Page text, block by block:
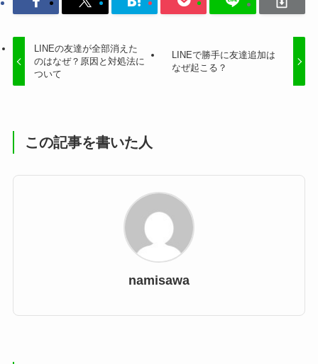
LINEの友達が全部消えた
のはなぜ？原因と対処法に
ついて
LINEで勝手に友達追加は
なぜ起こる？
この記事を書いた人
namisawa